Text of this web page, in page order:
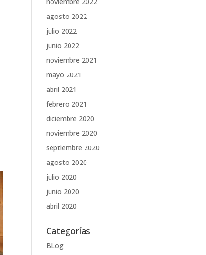
agosto 2022
julio 2022
junio 2022
noviembre 2021
mayo 2021
abril 2021
febrero 2021
diciembre 2020
noviembre 2020
septiembre 2020
agosto 2020
julio 2020
junio 2020
abril 2020
Categorías
BLog